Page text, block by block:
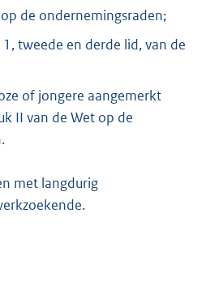
de ondernemingsraden;
tweede en derde lid, van de
of jongere aangemerkt
II van de Wet op de
met langdurig